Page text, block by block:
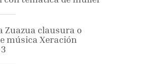
Zuazua clausura o
música Xeración